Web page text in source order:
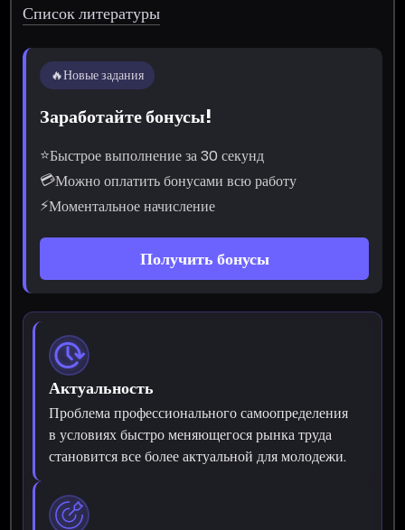
Список литературы
🔥Новые задания
Заработайте бонусы!
⭐Быстрое выполнение за 30 секунд
💳Можно оплатить бонусами всю работу
⚡Моментальное начисление
Получить бонусы
Актуальность
Проблема профессионального самоопределения
в условиях быстро меняющегося рынка труда
становится все более актуальной для молодежи.